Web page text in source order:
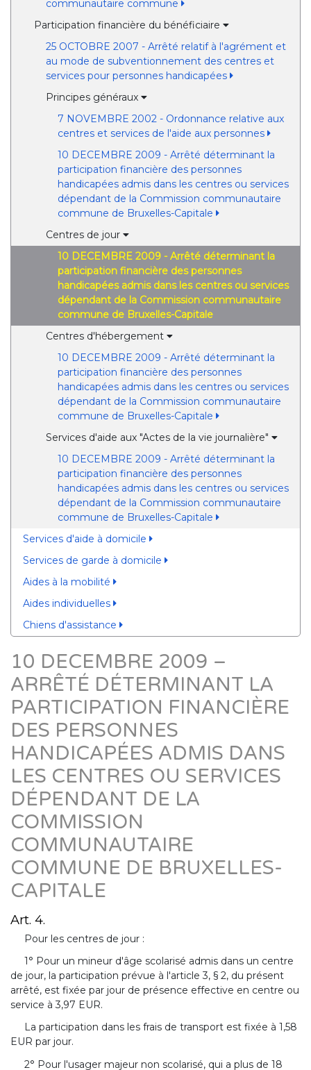
communautaire commune
Participation financière du bénéficiaire
25 OCTOBRE 2007 - Arrêté relatif à l'agrément et
au mode de subventionnement des centres et
services pour personnes handicapées
Principes généraux
7 NOVEMBRE 2002 - Ordonnance relative aux
centres et services de l'aide aux personnes
10 DECEMBRE 2009 - Arrêté déterminant la
participation financière des personnes
handicapées admis dans les centres ou services
dépendant de la Commission communautaire
commune de Bruxelles-Capitale
Centres de jour
10 DECEMBRE 2009 - Arrêté déterminant la
participation financière des personnes
handicapées admis dans les centres ou services
dépendant de la Commission communautaire
commune de Bruxelles-Capitale
Centres d'hébergement
10 DECEMBRE 2009 - Arrêté déterminant la
participation financière des personnes
handicapées admis dans les centres ou services
dépendant de la Commission communautaire
commune de Bruxelles-Capitale
Services d'aide aux "Actes de la vie journalière"
10 DECEMBRE 2009 - Arrêté déterminant la
participation financière des personnes
handicapées admis dans les centres ou services
dépendant de la Commission communautaire
commune de Bruxelles-Capitale
Services d'aide à domicile
Services de garde à domicile
Aides à la mobilité
Aides individuelles
Chiens d'assistance
10 DECEMBRE 2009 –
ARRÊTÉ DÉTERMINANT LA
PARTICIPATION FINANCIÈRE
DES PERSONNES
HANDICAPÉES ADMIS DANS
LES CENTRES OU SERVICES
DÉPENDANT DE LA
COMMISSION
COMMUNAUTAIRE
COMMUNE DE BRUXELLES-
CAPITALE
Art. 4.
Pour les centres de jour :
1° Pour un mineur d'âge scolarisé admis dans un centre
de jour, la participation prévue à l'article 3, § 2, du présent
arrêté, est fixée par jour de présence effective en centre ou
service à 3,97 EUR.
La participation dans les frais de transport est fixée à 1,58
EUR par jour.
2° Pour l'usager majeur non scolarisé, qui a plus de 18